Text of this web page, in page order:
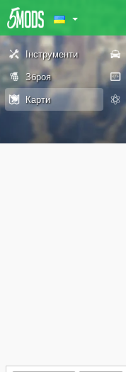
Інструменти
Зброя
Карти